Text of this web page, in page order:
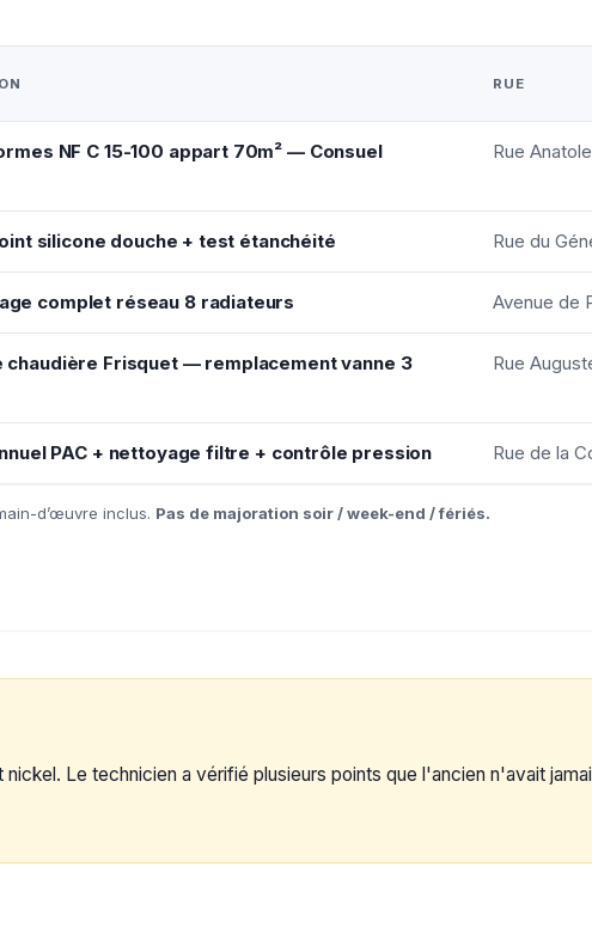
RUE
NF C 15-100 appart 70m² — Consuel
Rue
silicone douche + test étanchéité Rue du
complet réseau 8 radiateurs Avenue de
chaudière Frisquet — remplacement vanne 3
Rue
PAC + nettoyage filtre + contrôle pression Rue de la
d’œuvre inclus. Pas de majoration soir / week-end / fériés.
nickel. Le technicien a vérifié plusieurs points que l'ancien n'avait